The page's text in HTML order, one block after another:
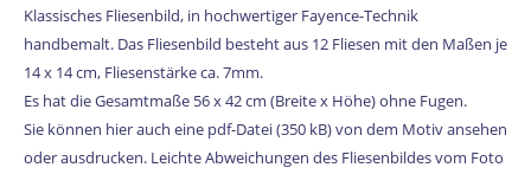
Klassisches Fliesenbild, in hochwertiger Fayence-Technik
handbemalt. Das Fliesenbild besteht aus 12 Fliesen mit den Maßen je
14 x 14 cm, Fliesenstärke ca. 7mm.
Es hat die Gesamtmaße 56 x 42 cm (Breite x Höhe) ohne Fugen.
Sie können hier auch eine pdf-Datei (350 kB) von dem Motiv ansehen
oder ausdrucken. Leichte Abweichungen des Fliesenbildes vom Foto